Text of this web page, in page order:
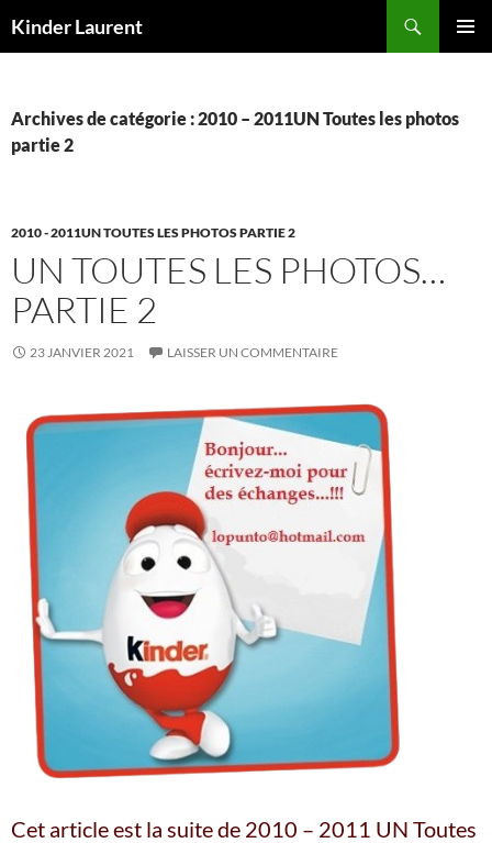
auKinder Laurent
Archives de catégorie : 2010 – 2011UN Toutes les photos
partie 2
2010 - 2011UN TOUTES LES PHOTOS PARTIE 2
UN TOUTES LES PHOTOS…
PARTIE 2
23 JANVIER 2021 LAISSER UN COMMENTAIRE
Cet article est la suite de 2010 – 2011 UN Toutes